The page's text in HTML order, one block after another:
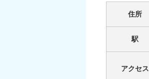
住所
駅
アクセス